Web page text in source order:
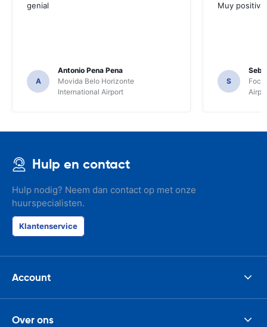
genial
A
Antonio Pena Pena
Movida Belo Horizonte
International Airport
Muy positiva
S
Foco
Hulp en contact
Hulp nodig? Neem dan contact op met onze
huurspecialisten.
Klantenservice
Account
Over ons